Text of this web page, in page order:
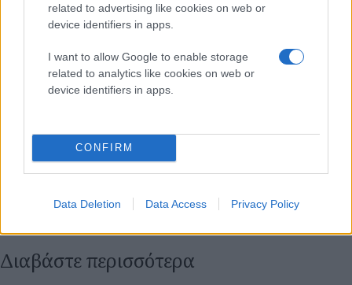
related to advertising like cookies on web or
device identifiers in apps.
I want to allow Google to enable storage
related to analytics like cookies on web or
device identifiers in apps.
CONFIRM
Data Deletion Data Access Privacy Policy
Διαβάστε περισσότερα